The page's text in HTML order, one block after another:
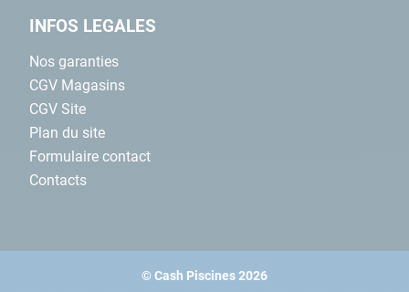
INFOS LEGALES
Nos garanties
CGV Magasins
CGV Site
Plan du site
Formulaire contact
Contacts
© Cash Piscines 2026